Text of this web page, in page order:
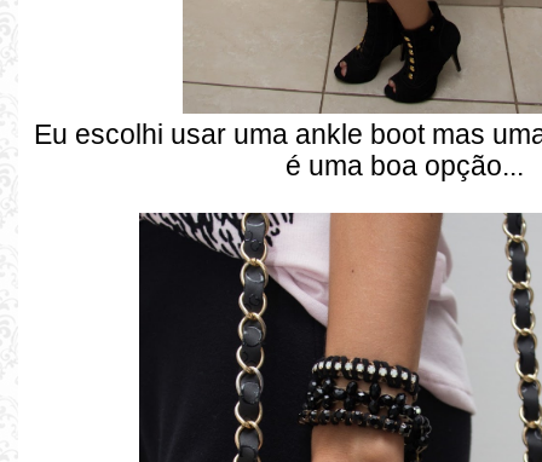
Eu escolhi usar uma ankle boot mas
é uma boa opção...